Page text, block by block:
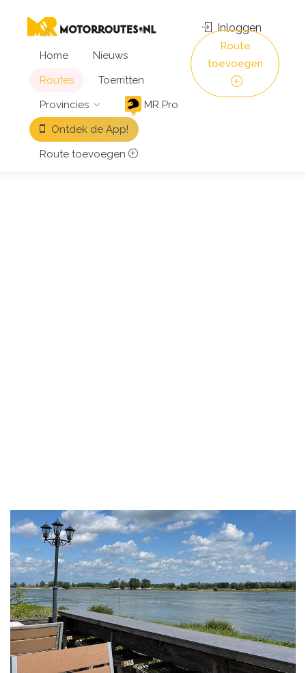
Home
Nieuws
Routes
Toerritten
Provincies
MR Pro
Ontdek de App!
Route toevoegen
Inloggen
Route
toevoegen